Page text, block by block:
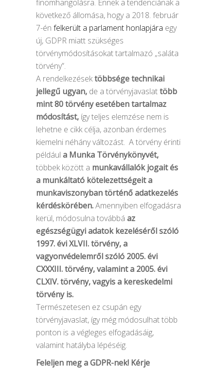
finomhangolásra. Ennek a tendenciának a
következő állomása, hogy a 2018. február
7-én felkerült a parlament honlapjára egy
új, GDPR miatt szükséges
törvénymódosításokat tartalmazó „saláta
törvény”.
A rendelkezésektöbbsége technikai
jellegű ugyan, de a törvényjavaslattöbb
mint 80 törvény esetében tartalmaz
módosítást, így teljes elemzése nem is
lehetne e cikk célja, azonban érdemes
kiemelni néhány változást. A törvény érinti
például a Munka Törvénykönyvét,
többek között a munkavállalók jogait és
a munkáltató kötelezettségeit a
munkaviszonyban történő adatkezelés
kérdéskörében.Amennyiben elfogadásra
kerül, módosulna továbbá az
egészségügyi adatok kezeléséről szóló
1997. évi XLVII. törvény, a
vagyonvédelemről szóló 2005. évi
CXXXIII. törvény, valamint a 2005. évi
CLXIV. törvény, vagyis a kereskedelmi
törvény is.
Természetesen ez csupán egy
törvényjavaslat, így még módosulhat több
ponton is a végleges elfogadásáig,
valamint hatályba lépéséig.
Feleljen meg a GDPR-nek! Kérje